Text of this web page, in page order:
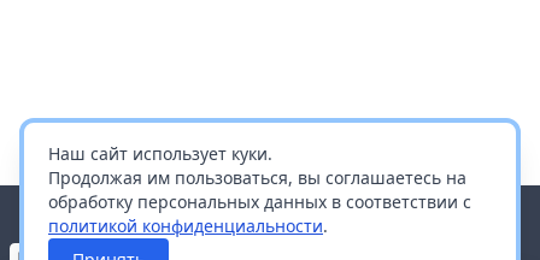
Наш сайт использует куки.
Продолжая им пользоваться, вы соглашаетесь на
обработку персональных данных в соответствии с
политикой конфиденциальности.